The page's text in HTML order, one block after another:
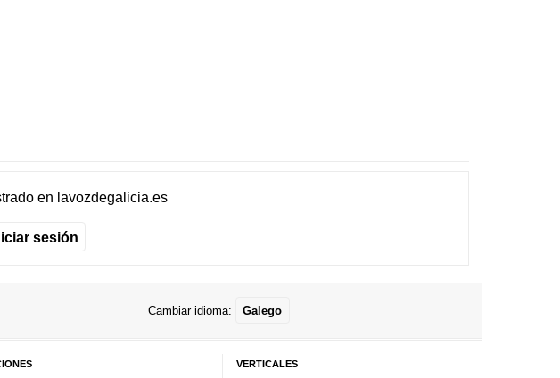
en lavozdegalicia.es
sesión
Cambiar idioma: Galego
VERTICALES